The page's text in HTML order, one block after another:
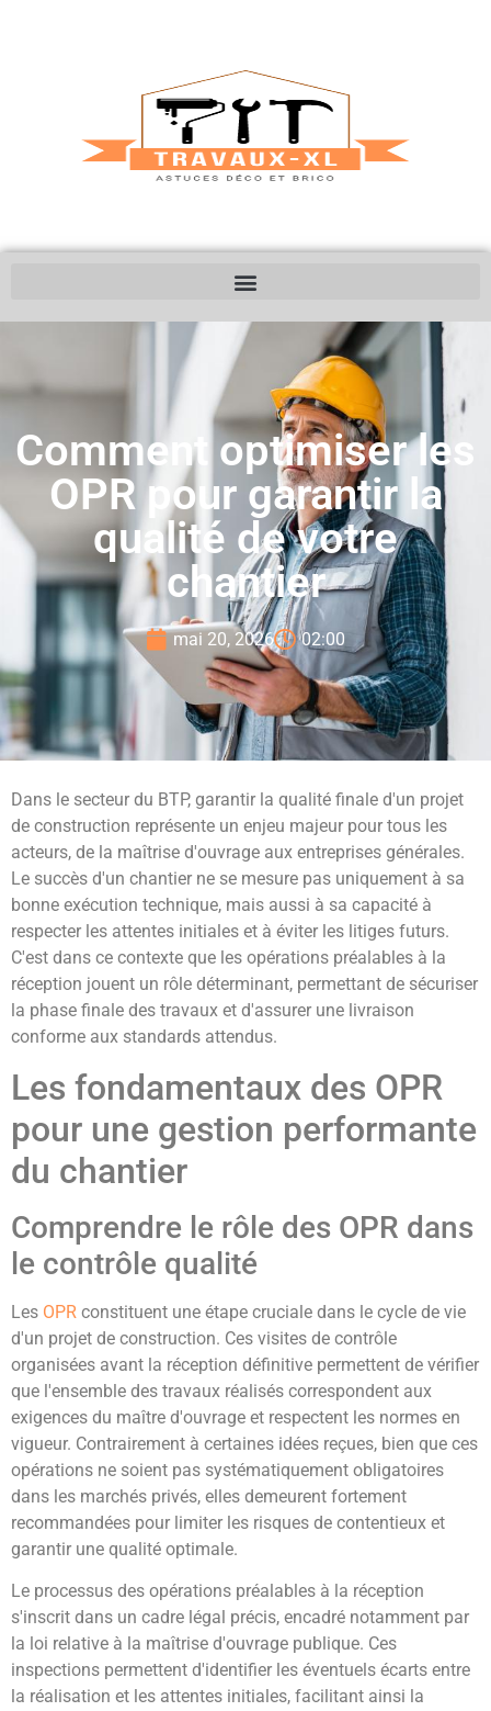
Comment optimiser les
OPR pour garantir la
qualité de votre
chantier
mai 20, 2026 02:00
Dans le secteur du BTP, garantir la qualité finale d'un projet
de construction représente un enjeu majeur pour tous les
acteurs, de la maîtrise d'ouvrage aux entreprises générales.
Le succès d'un chantier ne se mesure pas uniquement à sa
bonne exécution technique, mais aussi à sa capacité à
respecter les attentes initiales et à éviter les litiges futurs.
C'est dans ce contexte que les opérations préalables à la
réception jouent un rôle déterminant, permettant de sécuriser
la phase finale des travaux et d'assurer une livraison
conforme aux standards attendus.
Les fondamentaux des OPR
pour une gestion performante
du chantier
Comprendre le rôle des OPR dans
le contrôle qualité
Les OPR constituent une étape cruciale dans le cycle de vie
d'un projet de construction. Ces visites de contrôle
organisées avant la réception définitive permettent de vérifier
que l'ensemble des travaux réalisés correspondent aux
exigences du maître d'ouvrage et respectent les normes en
vigueur. Contrairement à certaines idées reçues, bien que ces
opérations ne soient pas systématiquement obligatoires
dans les marchés privés, elles demeurent fortement
recommandées pour limiter les risques de contentieux et
garantir une qualité optimale.
Le processus des opérations préalables à la réception
s'inscrit dans un cadre légal précis, encadré notamment par
la loi relative à la maîtrise d'ouvrage publique. Ces
inspections permettent d'identifier les éventuels écarts entre
la réalisation et les attentes initiales, facilitant ainsi la